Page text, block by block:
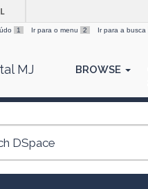
1 Ir para o menu 2 Ir para a busca
MJ BROWSE